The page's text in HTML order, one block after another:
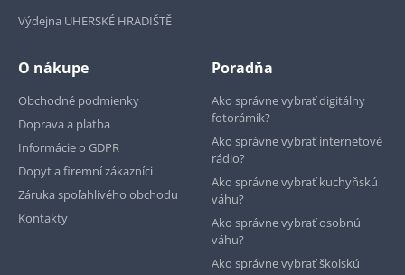
Výdejna UHERSKÉ HRADIŠTĚ
O nákupe
Obchodné podmienky
Doprava a platba
Informácie o GDPR
Dopyt a firemní zákazníci
Záruka spoľahlivého obchodu
Kontakty
Poradňa
Ako správne vybrať digitálny
fotorámik?
Ako správne vybrať internetové
rádio?
Ako správne vybrať kuchyňskú
váhu?
Ako správne vybrať osobnú
váhu?
Ako správne vybrať školskú